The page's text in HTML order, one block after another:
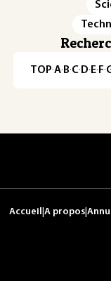
TOP·A·B·C· D· E· F·
Accueil A propos